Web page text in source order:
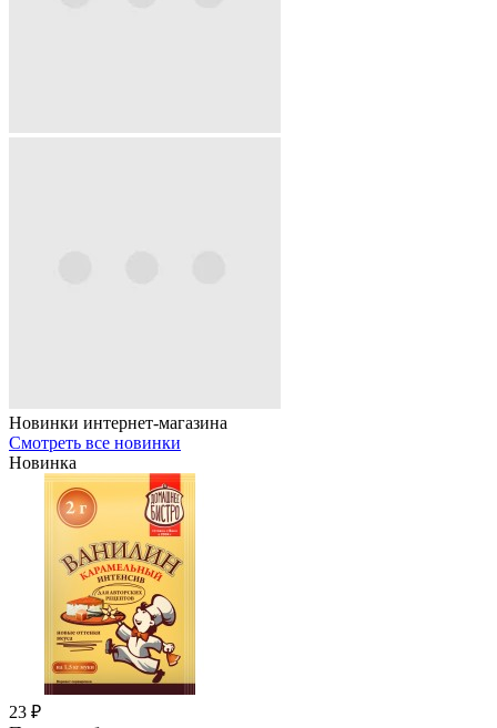
Новинки интернет-магазина
Смотреть все новинки
Новинка
23 ₽